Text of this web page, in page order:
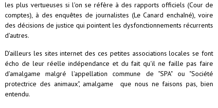
les plus vertueuses si l'on se réfère à des rapports officiels (Cour de
comptes), à des enquêtes de journalistes (Le Canard enchaîné), voire
des décisions de justice qui pointent les dysfonctionnements récurrents
d'autres.
D'ailleurs les sites internet des ces petites associations locales se font
écho de leur réelle indépendance et du fait qu'il ne faille pas faire
d'amalgame malgré l'appellation commune de "SPA" ou "Société
protectrice des animaux", amalgame que nous ne faisons pas, bien
entendu.